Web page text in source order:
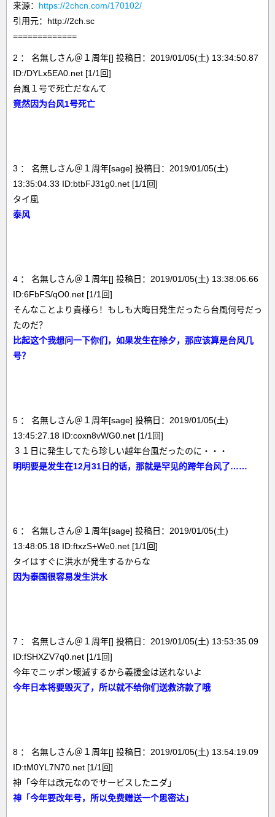
来源： https://2chcn.com/170102/
引用元：http://2ch.sc
=============
2 ： 名無しさん＠１周年[] 投稿日：2019/01/05(土) 13:34:50.87
ID:/DYLx5EA0.net [1/1回]
台風１号で死亡だなんて
竟然因为台风1号死亡
3 ： 名無しさん＠１周年[sage] 投稿日：2019/01/05(土)
13:35:04.33 ID:btbFJ31g0.net [1/1回]
タイ風
泰风
4 ： 名無しさん＠１周年[] 投稿日：2019/01/05(土) 13:38:06.66
ID:6FbFS/qO0.net [1/1回]
そんなことより貴様ら！もしも大晦日発生だったら台風何号だっ
たのだ？
比起这个我想问一下你们，如果发生在除夕，那应该算是台风几
号？
5 ： 名無しさん＠１周年[sage] 投稿日：2019/01/05(土)
13:45:27.18 ID:coxn8vWG0.net [1/1回]
３１日に発生してたら珍しい越年台風だったのに・・・
明明要是发生在12月31日的话，那就是罕见的跨年台风了……
6 ： 名無しさん＠１周年[sage] 投稿日：2019/01/05(土)
13:48:05.18 ID:ftxzS+We0.net [1/1回]
タイはすぐに洪水が発生するからな
因为泰国很容易发生洪水
7 ： 名無しさん＠１周年[] 投稿日：2019/01/05(土) 13:53:35.09
ID:fSHXZV7q0.net [1/1回]
今年でニッポン壊滅するから義援金は送れないよ
今年日本将要毁灭了，所以就不给你们送救济款了哦
8 ： 名無しさん＠１周年[] 投稿日：2019/01/05(土) 13:54:19.09
ID:tM0YL7N70.net [1/1回]
神「今年は改元なのでサービスしたニダ」
神「今年要改年号，所以免费赠送一个思密达」